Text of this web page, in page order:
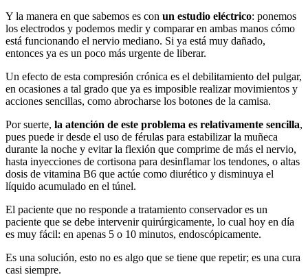
Y la manera en que sabemos es con un estudio eléctrico: ponemos
los electrodos y podemos medir y comparar en ambas manos cómo
está funcionando el nervio mediano. Si ya está muy dañado,
entonces ya es un poco más urgente de liberar.
Un efecto de esta compresión crónica es el debilitamiento del pulgar,
en ocasiones a tal grado que ya es imposible realizar movimientos y
acciones sencillas, como abrocharse los botones de la camisa.
Por suerte, la atención de este problema es relativamente sencilla,
pues puede ir desde el uso de férulas para estabilizar la muñeca
durante la noche y evitar la flexión que comprime de más el nervio,
hasta inyecciones de cortisona para desinflamar los tendones, o altas
dosis de vitamina B6 que actúe como diurético y disminuya el
líquido acumulado en el túnel.
El paciente que no responde a tratamiento conservador es un
paciente que se debe intervenir quirúrgicamente, lo cual hoy en día
es muy fácil: en apenas 5 o 10 minutos, endoscópicamente.
Es una solución, esto no es algo que se tiene que repetir; es una cura
casi siempre.